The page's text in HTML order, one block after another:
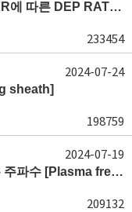
HF PLASMA DEPOSITION 시 POWER에 따른 DEP RATE 변화 [장비 플라즈마, Rate constant]
233454
sheath]
198759
2024-07-24
Dielectric Etcher(CCP)에서 사용하는 주파수 [Plasma frequency 및 RF sheath]
209132
2024-07-19